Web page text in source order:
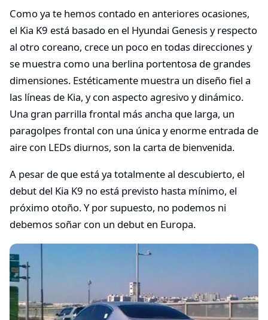
Como ya te hemos contado en anteriores ocasiones,
el Kia K9 está basado en el Hyundai Genesis y respecto
al otro coreano, crece un poco en todas direcciones y
se muestra como una berlina portentosa de grandes
dimensiones. Estéticamente muestra un diseño fiel a
las líneas de Kia, y con aspecto agresivo y dinámico.
Una gran parrilla frontal más ancha que larga, un
paragolpes frontal con una única y enorme entrada de
aire con LEDs diurnos, son la carta de bienvenida.
A pesar de que está ya totalmente al descubierto, el
debut del Kia K9 no está previsto hasta mínimo, el
próximo otoño. Y por supuesto, no podemos ni
debemos soñar con un debut en Europa.